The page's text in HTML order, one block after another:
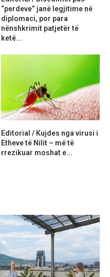
“perdeve” janë legjitime në
diplomaci, por para
nënshkrimit patjetër të
ketë...
Editorial / Kujdes nga virusi i
Etheve të Nilit – më të
rrezikuar moshat e...